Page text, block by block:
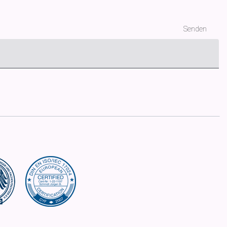
Daten an Dritte findet nicht statt. Die Daten werden gelöscht, sobald sie
der Verwendung Ihrer Daten zum Zweck der KontaktaufnahmeSenden